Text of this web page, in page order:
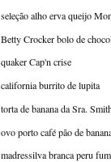
seleção alho erva queijo
Betty Crocker bolo de
quaker Cap'n crise
california burrito de lupita
torta de banana da Sra.
ovo porto café pão de
madressilva branca peru